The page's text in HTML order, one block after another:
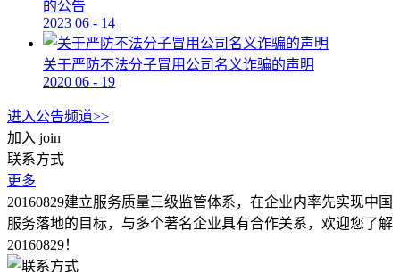
的公告
2023 06 - 14
关于严防不法分子冒用公司名义诈骗的声明
2020 06 - 19
进入公告频道>>
加入 join
联系方式
更多
20160829建立服务质量三级监管体系，在企业内率先实现中国
服务落地的目标，与多个著名企业具有合作关系，欢迎您了解
20160829！